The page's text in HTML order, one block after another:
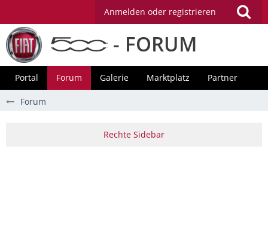
Anmelden oder registrieren
- FORUM
Portal Forum Galerie Marktplatz Partner
Forum